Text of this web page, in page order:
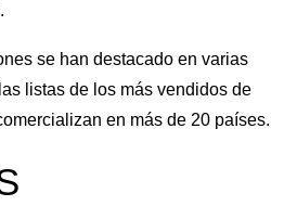
se han destacado en varias
listas de los más vendidos de
en más de 20 países.